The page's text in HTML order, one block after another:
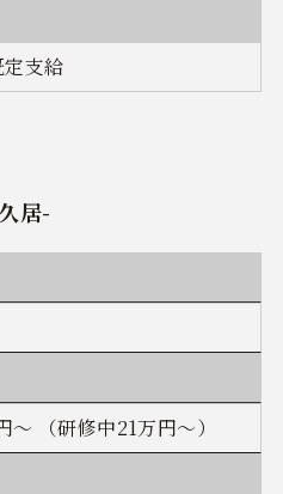
支給
居-
（研修中21万円～）